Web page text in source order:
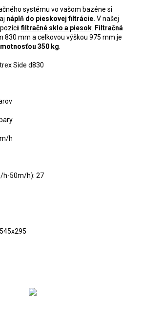
systému vo vašom bazéne si
náplň do pieskovej filtrácie. V našej
filtračné sklo a piesok Filtračná
830 mm a celkovou výškou 975 mm je
350 kg
h
h-50m/h): 27